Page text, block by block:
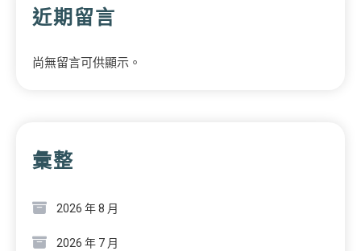
近期留言
尚無留言可供顯示。
彙整
2026 年 8 月
2026 年 7 月